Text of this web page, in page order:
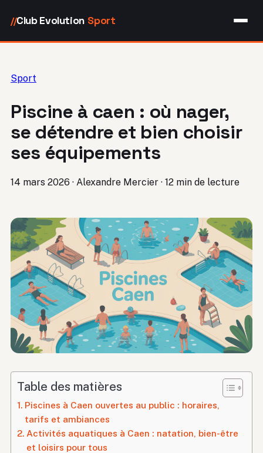
//Club Evolution Sport
Sport
Piscine à caen : où nager,
se détendre et bien choisir
ses équipements
14 mars 2026 · Alexandre Mercier · 12 min de lecture
Table des matières
Piscines à Caen ouvertes au public : horaires,
tarifs et ambiances
Activités aquatiques à Caen : natation, bien-être
et loisirs pour tous